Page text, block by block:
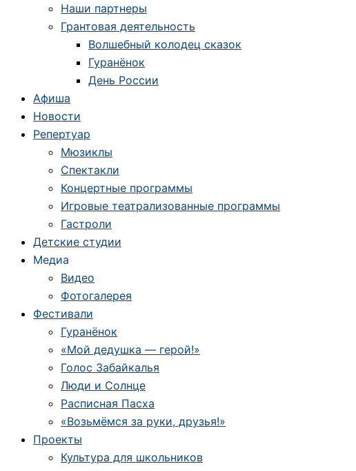
Наши партнеры
Грантовая деятельность
Волшебный колодец сказок
Гуранёнок
День России
Афиша
Новости
Репертуар
Мюзиклы
Спектакли
Концертные программы
Игровые театрализованные программы
Гастроли
Детские студии
Медиа
Видео
Фотогалерея
Фестивали
Гуранёнок
«Мой дедушка — герой!»
Голос Забайкалья
Люди и Солнце
Расписная Пасха
«Возьмёмся за руки, друзья!»
Проекты
Культура для школьников